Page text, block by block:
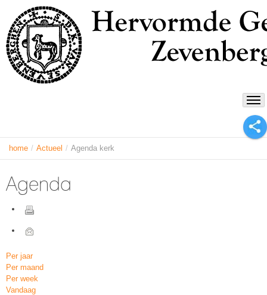
home / Actueel / Agenda kerk
Agenda
Per jaar
Per maand
Per week
Vandaag